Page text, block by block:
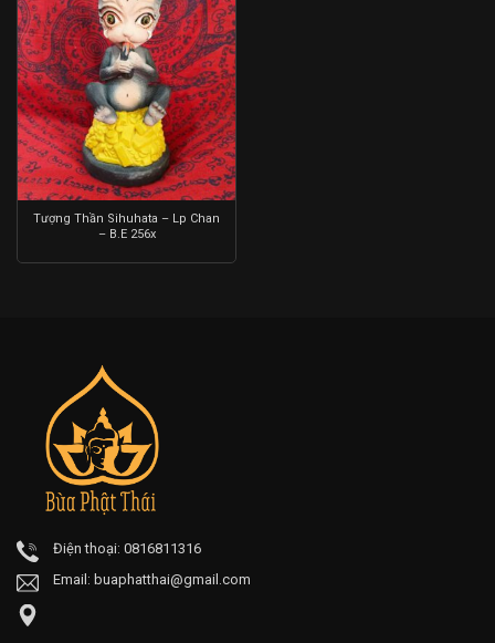
Tượng Thần Sihuhata – Lp Chan
– B.E 256x
Điện thoại: 0816811316
Email: buaphatthai@gmail.com